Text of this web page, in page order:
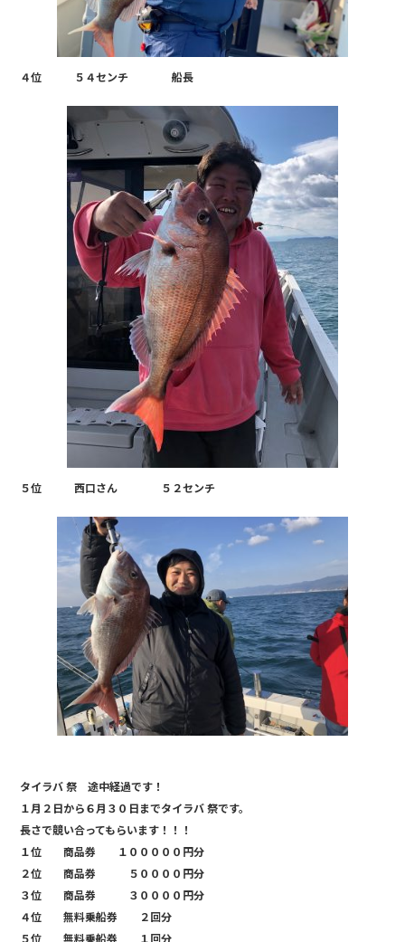
４位 ５４センチ 船長
５位 西口さん ５２センチ
タイラバ 祭 途中経過です！
１月２日から６月３０日までタイラバ 祭です。
長さで競い合ってもらいます！！！
１位 商品券 １０００００円分
２位 商品券 ５００００円分
３位 商品券 ３００００円分
４位 無料乗船券 ２回分
５位 無料乗船券 １回分